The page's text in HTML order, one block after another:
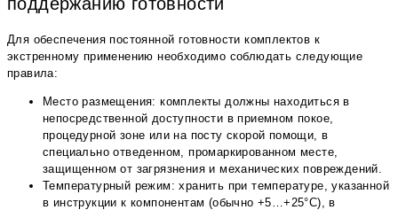
Для обеспечения постоянной готовности комплектов к
экстренному применению необходимо соблюдать следующие
правила:
Место размещения: комплекты должны находиться в
непосредственной доступности в приемном покое,
процедурной зоне или на посту скорой помощи, в
специально отведенном, промаркированном месте,
защищенном от загрязнения и механических повреждений.
Температурный режим: хранить при температуре, указанной
в инструкции к компонентам (обычно +5…+25°С), в